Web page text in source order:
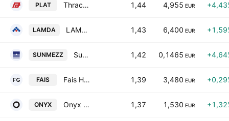
PLAT Thrace Plastics Holding and Commercial S.A. 1,44 4,955 EUR
LAMDA LAMDA Development S.A. 1,43 6,400 EUR
SUNMEZZ SunriseMezz Plc 1,42 0,1465 EUR
FAIS Fais Holding Societe Anonyme 1,39 3,480 EUR
ONYX Onyx Touristiki S.A. 1,37 1,530 EUR